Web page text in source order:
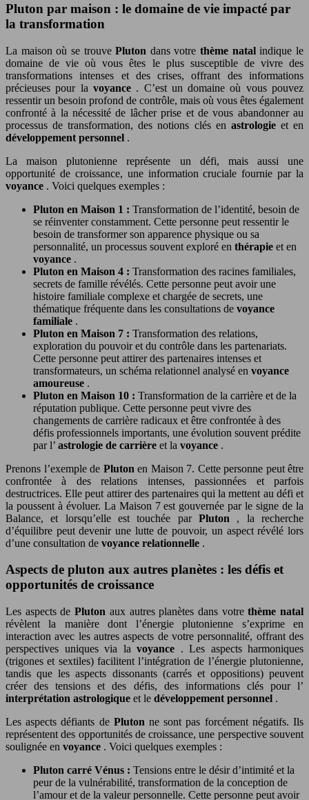
Pluton par maison : le domaine de vie impacté par
la transformation
La maison où se trouvePluton dans votrethème natalindique le
domaine de vie où vous êtes le plus susceptible de vivre des
transformations intenses et des crises, offrant des informations
précieuses pour la voyance . C’est un domaine où vous pouvez
ressentir un besoin profond de contrôle, mais où vous êtes également
confronté à la nécessité de lâcher prise et de vous abandonner au
processus de transformation, des notions clés en astrologie et en
développement personnel .
La maison plutonienne représente un défi, mais aussi une
opportunité de croissance, une information cruciale fournie par la
voyance . Voici quelques exemples :
Pluton en Maison 1 : Transformation de l’identité, besoin de
se réinventer constamment. Cette personne peut ressentir le
besoin de transformer son apparence physique ou sa
personnalité, un processus souvent exploré en thérapie et en
voyance .
Pluton en Maison 4 : Transformation des racines familiales,
secrets de famille révélés. Cette personne peut avoir une
histoire familiale complexe et chargée de secrets, une
thématique fréquente dans les consultations de voyance
familiale .
Pluton en Maison 7 : Transformation des relations,
exploration du pouvoir et du contrôle dans les partenariats.
Cette personne peut attirer des partenaires intenses et
transformateurs, un schéma relationnel analysé en voyance
amoureuse .
Pluton en Maison 10 : Transformation de la carrière et de la
réputation publique. Cette personne peut vivre des
changements de carrière radicaux et être confrontée à des
défis professionnels importants, une évolution souvent prédite
par l’ astrologie de carrière et la voyance .
Prenons l’exemple de Pluton en Maison 7. Cette personne peut être
confrontée à des relations intenses, passionnées et parfois
destructrices. Elle peut attirer des partenaires qui la mettent au défi et
la poussent à évoluer. La Maison 7 est gouvernée par le signe de la
Balance, et lorsqu’elle est touchée par Pluton , la recherche
d’équilibre peut devenir une lutte de pouvoir, un aspect révélé lors
d’une consultation de voyance relationnelle .
Aspects de pluton aux autres planètes : les défis et
opportunités de croissance
Les aspects dePluton aux autres planètes dans votrethème natal
révèlent la manière dont l’énergie plutonienne s’exprime en
interaction avec les autres aspects de votre personnalité, offrant des
perspectives uniques via la voyance . Les aspects harmoniques
(trigones et sextiles) facilitent l’intégration de l’énergie plutonienne,
tandis que les aspects dissonants (carrés et oppositions) peuvent
créer des tensions et des défis, des informations clés pour l’
interprétation astrologique et le développement personnel .
Les aspects défiants de Plutonne sont pas forcément négatifs. Ils
représentent des opportunités de croissance, une perspective souvent
soulignée en voyance . Voici quelques exemples :
Pluton carré Vénus : Tensions entre le désir d’intimité et la
peur de la vulnérabilité, transformation de la conception de
l’amour et de la valeur personnelle. Cette personne peut avoir